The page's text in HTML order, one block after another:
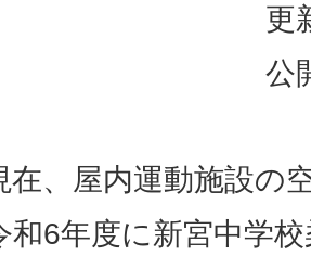
更
公
在、屋内運動施設の
和6年度に新宮中学